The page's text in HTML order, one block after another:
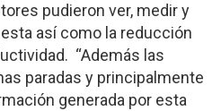
pudieron ver, medir y
así como la reducción
“Además las
paradas y principalmente
generada por esta